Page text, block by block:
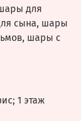
для
сына, шары
шары с
1 этаж